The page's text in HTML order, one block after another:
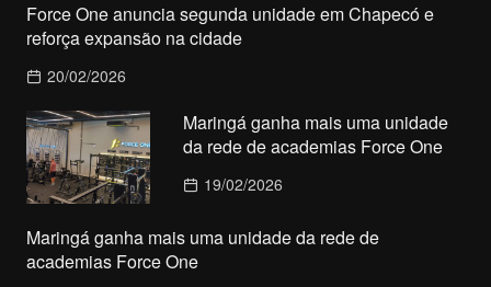
Force One anuncia segunda unidade em Chapecó e
reforça expansão na cidade
20/02/2026
Maringá ganha mais uma unidade
da rede de academias Force One
19/02/2026
Maringá ganha mais uma unidade da rede de
academias Force One